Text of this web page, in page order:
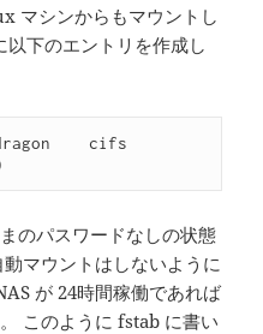
マシンからもマウントし
下のエントリを作成し
cifs
のパスワードなしの状態
マウントはしないように
が 24時間稼働であれば
このように fstab に書い